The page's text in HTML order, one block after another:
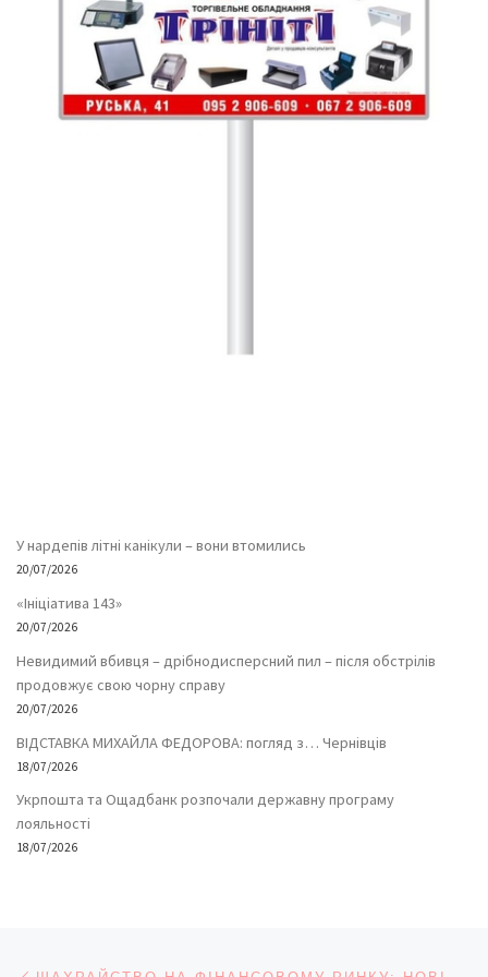
У нардепів літні канікули – вони втомились
20/07/2026
«Ініціатива 143»
20/07/2026
Невидимий вбивця – дрібнодисперсний пил – після обстрілів
продовжує свою чорну справу
20/07/2026
ВІДСТАВКА МИХАЙЛА ФЕДОРОВА: погляд з… Чернівців
18/07/2026
Укрпошта та Ощадбанк розпочали державну програму
лояльності
18/07/2026
Навігація записів